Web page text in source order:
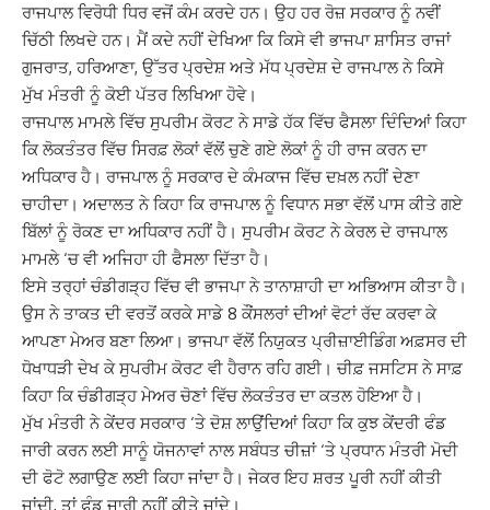
ਰਾਜਪਾਲ ਵਿਰੋਧੀ ਧਿਰ ਵਜੋਂ ਕੰਮ ਕਰਦੇ ਹਨ। ਉਹ ਹਰ ਰੋਜ਼ ਸਰਕਾਰ ਨੂੰ ਨਵੀਂ
ਚਿੱਠੀ ਲਿਖਦੇ ਹਨ। ਮੈਂ ਕਦੇ ਨਹੀਂ ਦੇਖਿਆ ਕਿ ਕਿਸੇ ਵੀ ਭਾਜਪਾ ਸ਼ਾਸਿਤ ਰਾਜਾਂ
ਗੁਜਰਾਤ, ਹਰਿਆਣਾ, ਉੱਤਰ ਪ੍ਰਦੇਸ਼ ਅਤੇ ਮੱਧ ਪ੍ਰਦੇਸ਼ ਦੇ ਰਾਜਪਾਲ ਨੇ ਕਿਸੇ
ਮੁੱਖ ਮੰਤਰੀ ਨੂੰ ਕੋਈ ਪੱਤਰ ਲਿਖਿਆ ਹੋਵੇ।
ਰਾਜਪਾਲ ਮਾਮਲੇ ਵਿੱਚ ਸੁਪਰੀਮ ਕੋਰਟ ਨੇ ਸਾਡੇ ਹੱਕ ਵਿੱਚ ਫੈਸਲਾ ਦਿੰਦਿਆਂ ਕਿਹਾ
ਕਿ ਲੋਕਤੰਤਰ ਵਿੱਚ ਸਿਰਫ਼ ਲੋਕਾਂ ਵੱਲੋਂ ਚੁਣੇ ਗਏ ਲੋਕਾਂ ਨੂੰ ਹੀ ਰਾਜ ਕਰਨ ਦਾ
ਅਧਿਕਾਰ ਹੈ। ਰਾਜਪਾਲ ਨੂੰ ਸਰਕਾਰ ਦੇ ਕੰਮਕਾਜ ਵਿੱਚ ਦਖ਼ਲ ਨਹੀਂ ਦੇਣਾ
ਚਾਹੀਦਾ। ਅਦਾਲਤ ਨੇ ਕਿਹਾ ਕਿ ਰਾਜਪਾਲ ਨੂੰ ਵਿਧਾਨ ਸਭਾ ਵੱਲੋਂ ਪਾਸ ਕੀਤੇ ਗਏ
ਬਿੱਲਾਂ ਨੂੰ ਰੋਕਣ ਦਾ ਅਧਿਕਾਰ ਨਹੀਂ ਹੈ। ਸੁਪਰੀਮ ਕੋਰਟ ਨੇ ਕੇਰਲ ਦੇ ਰਾਜਪਾਲ
ਮਾਮਲੇ ‘ਚ ਵੀ ਅਜਿਹਾ ਹੀ ਫੈਸਲਾ ਦਿੱਤਾ ਹੈ।
ਇਸੇ ਤਰ੍ਹਾਂ ਚੰਡੀਗੜ੍ਹ ਵਿੱਚ ਵੀ ਭਾਜਪਾ ਨੇ ਤਾਨਾਸ਼ਾਹੀ ਦਾ ਅਭਿਆਸ ਕੀਤਾ ਹੈ।
ਉਸ ਨੇ ਤਾਕਤ ਦੀ ਵਰਤੋਂ ਕਰਕੇ ਸਾਡੇ 8 ਕੌਂਸਲਰਾਂ ਦੀਆਂ ਵੋਟਾਂ ਰੱਦ ਕਰਵਾ ਕੇ
ਆਪਣਾ ਮੇਅਰ ਬਣਾ ਲਿਆ। ਭਾਜਪਾ ਵੱਲੋਂ ਨਿਯੁਕਤ ਪ੍ਰੀਜ਼ਾਈਡਿੰਗ ਅਫ਼ਸਰ ਦੀ
ਧੋਖਾਧੜੀ ਦੇਖ ਕੇ ਸੁਪਰੀਮ ਕੋਰਟ ਵੀ ਹੈਰਾਨ ਰਹਿ ਗਈ। ਚੀਫ਼ ਜਸਟਿਸ ਨੇ ਸਾਫ਼
ਕਿਹਾ ਕਿ ਚੰਡੀਗੜ੍ਹ ਮੇਅਰ ਚੋਣਾਂ ਵਿੱਚ ਲੋਕਤੰਤਰ ਦਾ ਕਤਲ ਹੋਇਆ ਹੈ।
ਮੁੱਖ ਮੰਤਰੀ ਨੇ ਕੇਂਦਰ ਸਰਕਾਰ ‘ਤੇ ਦੋਸ਼ ਲਾਉਂਦਿਆਂ ਕਿਹਾ ਕਿ ਕੁਝ ਕੇਂਦਰੀ ਫੰਡ
ਜਾਰੀ ਕਰਨ ਲਈ ਸਾਨੂੰ ਯੋਜਨਾਵਾਂ ਨਾਲ ਸਬੰਧਤ ਚੀਜ਼ਾਂ ‘ਤੇ ਪ੍ਰਧਾਨ ਮੰਤਰੀ ਮੋਦੀ
ਦੀ ਫੋਟੋ ਲਗਾਉਣ ਲਈ ਕਿਹਾ ਜਾਂਦਾ ਹੈ। ਜੇਕਰ ਇਹ ਸ਼ਰਤ ਪੂਰੀ ਨਹੀਂ ਕੀਤੀ
ਜਾਂਦੀ, ਤਾਂ ਫੰਡ ਜਾਰੀ ਨਹੀਂ ਕੀਤੇ ਜਾਂਦੇ।